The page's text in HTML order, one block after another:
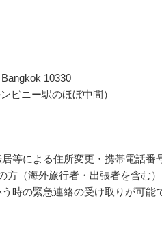
10330
ニー駅のほぼ中間）
による住所変更・携帯電話番
（海外旅行者・出張者を含む
時の緊急連絡の受け取りが可能